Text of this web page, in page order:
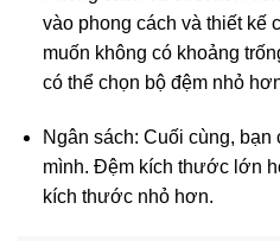
vào phong cách và thiết kế
muốn không có khoảng
có thể chọn bộ đệm nhỏ
Ngân sách: Cuối cùng, bạn
mình. Đệm kích thước lớn
kích thước nhỏ hơn.